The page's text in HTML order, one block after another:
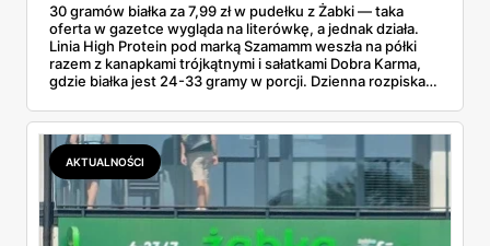
30 gramów białka za 7,99 zł w pudełku z Żabki — taka
oferta w gazetce wygląda na literówkę, a jednak działa.
Linia High Protein pod marką Szamamm weszła na półki
razem z kanapkami trójkątnymi i sałatkami Dobra Karma,
gdzie białka jest 24-33 gramy w porcji. Dzienna rozpiska
catering dietetyczny zaczyna się od 60. Liczby same
proszą o porównanie — gotowce z rogu ulicy kontra
pudełko od kuriera.
AKTUALNOŚCI